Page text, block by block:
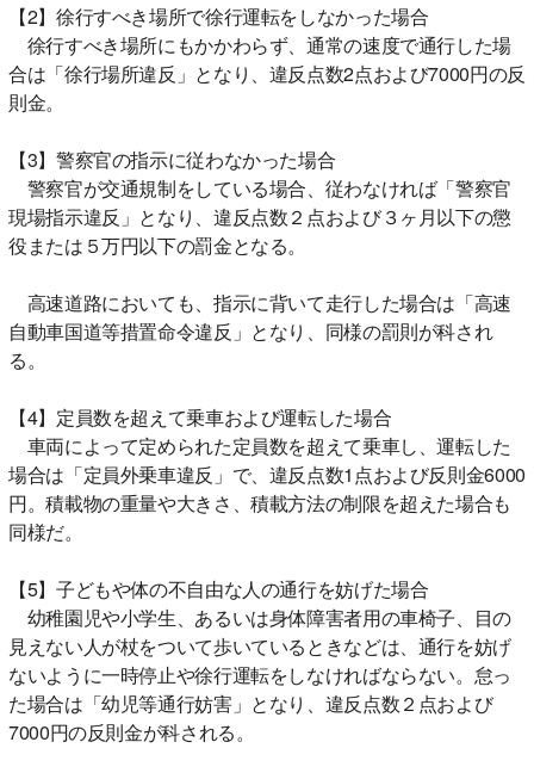
【2】徐行すべき場所で徐行運転をしなかった場合
徐行すべき場所にもかかわらず、通常の速度で通行した場
合は「徐行場所違反」となり、違反点数2点および7000円の反
則金。
【3】警察官の指示に従わなかった場合
警察官が交通規制をしている場合、従わなければ「警察官
現場指示違反」となり、違反点数２点および３ヶ月以下の懲
役または５万円以下の罰金となる。
高速道路においても、指示に背いて走行した場合は「高速
自動車国道等措置命令違反」となり、同様の罰則が科され
る。
【4】定員数を超えて乗車および運転した場合
車両によって定められた定員数を超えて乗車し、運転した
場合は「定員外乗車違反」で、違反点数1点および反則金6000
円。積載物の重量や大きさ、積載方法の制限を超えた場合も
同様だ。
【5】子どもや体の不自由な人の通行を妨げた場合
幼稚園児や小学生、あるいは身体障害者用の車椅子、目の
見えない人が杖をついて歩いているときなどは、通行を妨げ
ないように一時停止や徐行運転をしなければならない。怠っ
た場合は「幼児等通行妨害」となり、違反点数２点および
7000円の反則金が科される。